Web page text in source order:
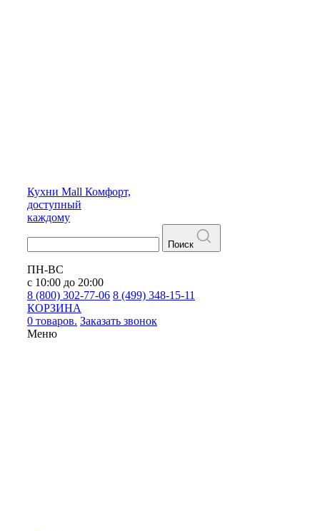
Кухни Mall Комфорт,
доступный
каждому
Поиск
ПН-ВС
с 10:00 до 20:00
8 (800) 302-77-06 8 (499) 348-15-11
КОРЗИНА
0 товаров. Заказать звонок
Меню